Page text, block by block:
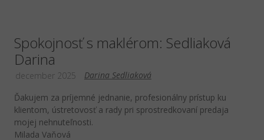
Spokojnosť s maklérom: Sedliaková
Darina
Darina Sedliaková
december 2025
Ďakujem za príjemné jednanie, profesionálny prístup ku
klientom, ústretovosť a rady pri sprostredkovaní predaja
mojej nehnuteľnosti.
Milada Vaňová